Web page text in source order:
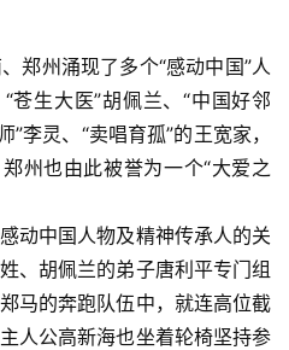
州涌现了多个“感动中国”人
苍生大医”胡佩兰、“中国好邻
李灵、“卖唱育孤”的王宽家，
州也由此被誉为一个“大爱之
动中国人物及精神传承人的关
、胡佩兰的弟子唐利平专门组
马的奔跑队伍中，就连高位截
人公高新海也坐着轮椅坚持参